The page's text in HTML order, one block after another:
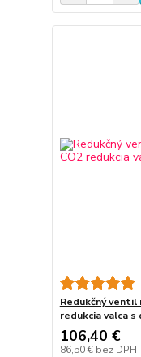
Redukčný ventil
redukcia valca
106,40 €
86,50 € bez DPH